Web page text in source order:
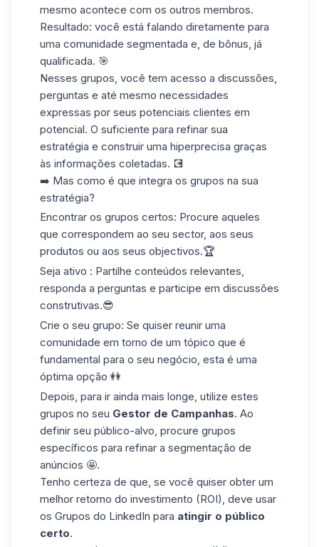
mesmo acontece com os outros membros.
Resultado: você está falando diretamente para
uma comunidade segmentada e, de bônus, já
qualificada. 🎯
Nesses grupos, você tem acesso a discussões,
perguntas e até mesmo necessidades
expressas por seus potenciais clientes em
potencial. O suficiente para refinar sua
estratégia e construir uma hiperprecisa graças
às informações coletadas. 💽
➡️ Mas como é que integra os grupos na sua
estratégia?
Encontrar os grupos certos: Procure aqueles
que correspondem ao seu sector, aos seus
produtos ou aos seus objectivos.🏆
Seja ativo : Partilhe conteúdos relevantes,
responda a perguntas e participe em discussões
construtivas.😎
Crie o seu grupo: Se quiser reunir uma
comunidade em torno de um tópico que é
fundamental para o seu negócio, esta é uma
óptima opção 👭
Depois, para ir ainda mais longe, utilize estes
grupos no seu Gestor de Campanhas. Ao
definir seu público-alvo, procure grupos
específicos para refinar a segmentação de
anúncios 🤩.
Tenho certeza de que, se você quiser obter um
melhor retorno do investimento (ROI), deve usar
os Grupos do LinkedIn para atingir o público
certo.